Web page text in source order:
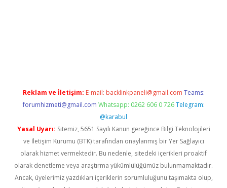
Reklam ve İletişim: E-mail: backlinkpaneli@gmail.com Teams:
forumhizmeti@gmail.com Whatsapp: 0262 606 0 726 Telegram:
@karabul
Yasal Uyarı: Sitemiz, 5651 Sayılı Kanun gereğince Bilgi Teknolojileri
ve İletişim Kurumu (BTK) tarafından onaylanmış bir Yer Sağlayıcı
olarak hizmet vermektedir. Bu nedenle, sitedeki içerikleri proaktif
olarak denetleme veya araştırma yükümlülüğümüz bulunmamaktadır.
Ancak, üyelerimiz yazdıkları içeriklerin sorumluluğunu taşımakta olup,